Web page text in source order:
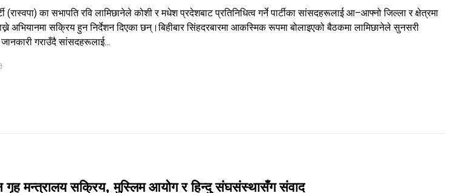
(रास्वपा) का सभापति रवि लामिछानेले कोशी र मधेश प्रदेशबाट प्रतिनिधित्व गर्ने पार्टीका सांसदहरूलाई आ–आफ्नो जिल्ला र क्षेत्रमा
अभियानमा सक्रिय हुन निर्देशन दिएका छन्।बिहीबार सिंहदरबारमा आकस्मिक रूपमा बोलाइएको बैठकमा लामिछानेले सुनसरी
गराउँदै सांसदहरूलाई...
गृह मन्त्रालय सक्रिय, मुस्लिम आयोग र हिन्दु संघसंस्थासँग संवाद